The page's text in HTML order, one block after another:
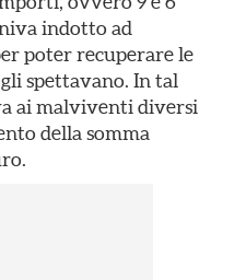
indotto ad
poter recuperare le
spettavano. In tal
ai malviventi diversi
della somma